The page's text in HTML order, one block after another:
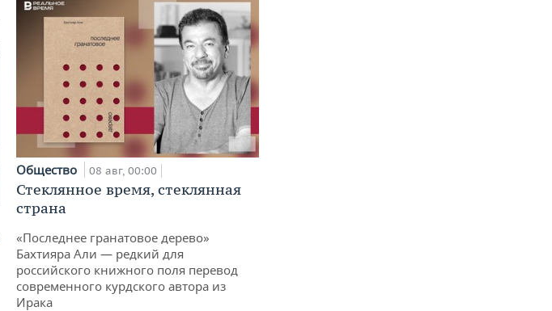
Общество 08 авг, 00:00
Стеклянное время, стеклянная
страна
«Последнее гранатовое дерево»
Бахтияра Али — редкий для
российского книжного поля перевод
современного курдского автора из
Ирака